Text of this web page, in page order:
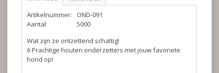
Artikelnummer:
OND-091
Aantal:
5000
Wat zijn ze ontzettend schattig!
6 Prachtige houten onderzetters met jouw favoriete
hond op!